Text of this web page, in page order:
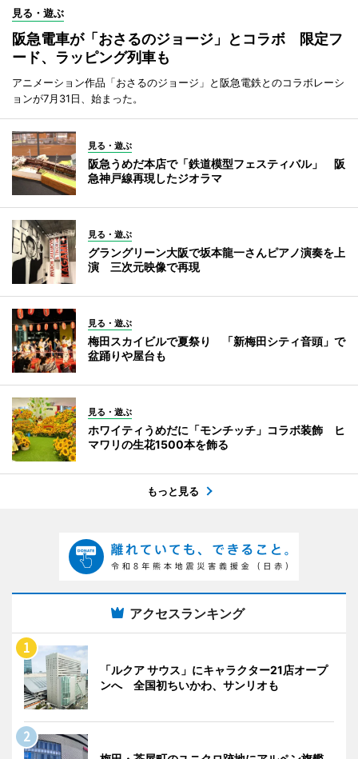
見る・遊ぶ
阪急電車が「おさるのジョージ」とコラボ 限定フ
ード、ラッピング列車も
アニメーション作品「おさるのジョージ」と阪急電鉄とのコラボレーシ
ョンが7月31日、始まった。
見る・遊ぶ
阪急うめだ本店で「鉄道模型フェスティバル」 阪
急神戸線再現したジオラマ
見る・遊ぶ
グラングリーン大阪で坂本龍一さんピアノ演奏を上
演 三次元映像で再現
見る・遊ぶ
梅田スカイビルで夏祭り 「新梅田シティ音頭」で
盆踊りや屋台も
見る・遊ぶ
ホワイティうめだに「モンチッチ」コラボ装飾 ヒ
マワリの生花1500本を飾る
もっと見る
アクセスランキング
「ルクア サウス」にキャラクター21店オープ
ンへ 全国初ちいかわ、サンリオも